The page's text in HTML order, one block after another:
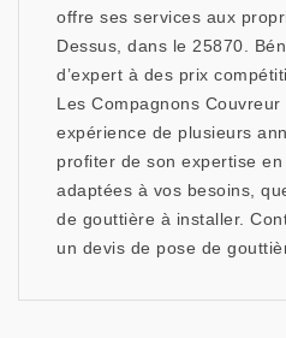
offre ses services aux
Dessus, dans le 25870.
d’expert à des prix
Les Compagnons Couvreur
expérience de plusieurs
profiter de son expertise
adaptées à vos besoins,
de gouttière à installer.
un devis de pose de